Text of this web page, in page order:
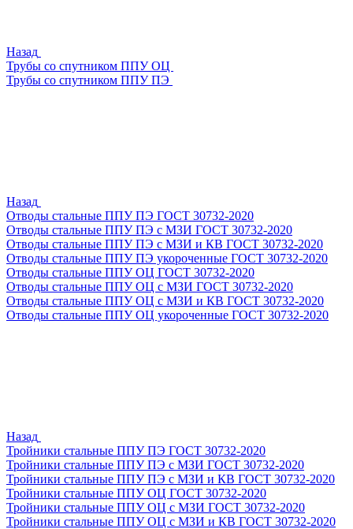
Назад
Трубы со спутником ППУ ОЦ
Трубы со спутником ППУ ПЭ
Назад
Отводы стальные ППУ ПЭ ГОСТ 30732-2020
Отводы стальные ППУ ПЭ с МЗИ ГОСТ 30732-2020
Отводы стальные ППУ ПЭ с МЗИ и КВ ГОСТ 30732-2020
Отводы стальные ППУ ПЭ укороченные ГОСТ 30732-2020
Отводы стальные ППУ ОЦ ГОСТ 30732-2020
Отводы стальные ППУ ОЦ с МЗИ ГОСТ 30732-2020
Отводы стальные ППУ ОЦ с МЗИ и КВ ГОСТ 30732-2020
Отводы стальные ППУ ОЦ укороченные ГОСТ 30732-2020
Назад
Тройники стальные ППУ ПЭ ГОСТ 30732-2020
Тройники стальные ППУ ПЭ с МЗИ ГОСТ 30732-2020
Тройники стальные ППУ ПЭ с МЗИ и КВ ГОСТ 30732-2020
Тройники стальные ППУ ОЦ ГОСТ 30732-2020
Тройники стальные ППУ ОЦ с МЗИ ГОСТ 30732-2020
Тройники стальные ППУ ОЦ с МЗИ и КВ ГОСТ 30732-2020